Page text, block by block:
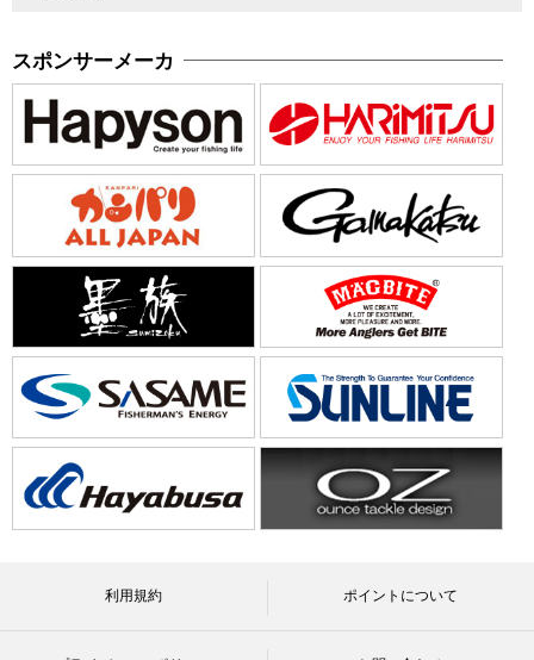
スポンサーメーカ
利用規約 ポイントについて